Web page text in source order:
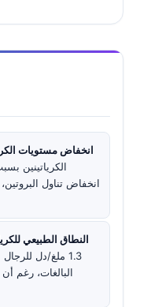
انخفاض مستويات
الكرياتينين
انخفاض تناول
النطاق الطبيعي
البالغات، رغم